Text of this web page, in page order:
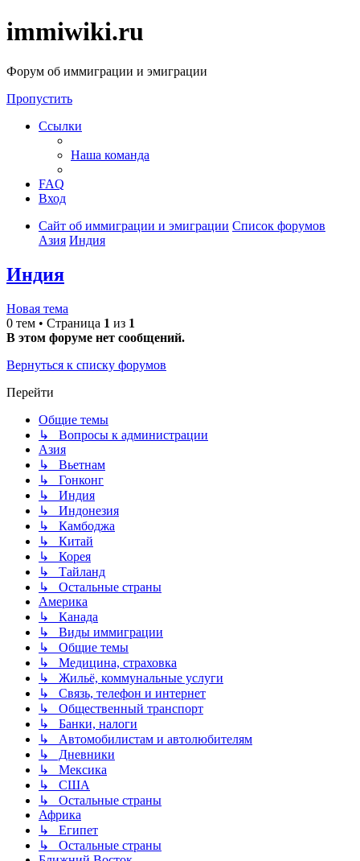
immiwiki.ru
Форум об иммиграции и эмиграции
Пропустить
Ссылки
Наша команда
FAQ
Вход
Сайт об иммиграции и эмиграции Список форумов
Азия Индия
Индия
Новая тема
0 тем • Страница 1 из 1
В этом форуме нет сообщений.
Вернуться к списку форумов
Перейти
Общие темы
↳ Вопросы к администрации
Азия
↳ Вьетнам
↳ Гонконг
↳ Индия
↳ Индонезия
↳ Камбоджа
↳ Китай
↳ Корея
↳ Тайланд
↳ Остальные страны
Америка
↳ Канада
↳ Виды иммиграции
↳ Общие темы
↳ Медицина, страховка
↳ Жильё, коммунальные услуги
↳ Связь, телефон и интернет
↳ Общественный транспорт
↳ Банки, налоги
↳ Автомобилистам и автолюбителям
↳ Дневники
↳ Мексика
↳ США
↳ Остальные страны
Африка
↳ Египет
↳ Остальные страны